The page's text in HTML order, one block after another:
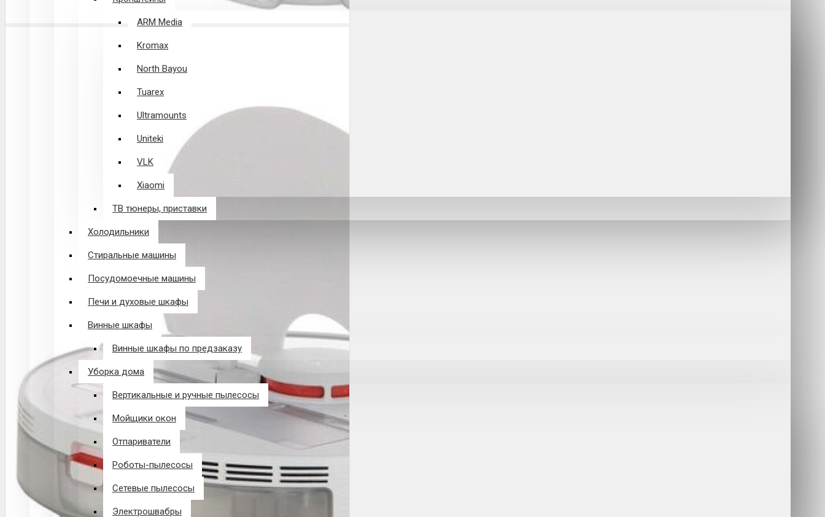
ARM Media
Kromax
North Bayou
Tuarex
Ultramounts
Uniteki
VLK
Xiaomi
ТВ тюнеры, приставки
Холодильники
Стиральные машины
Посудомоечные машины
Печи и духовые шкафы
Винные шкафы
Винные шкафы по предзаказу
Уборка дома
Вертикальные и ручные пылесосы
Мойщики окон
Отпариватели
Роботы-пылесосы
Сетевые пылесосы
Электрошвабры